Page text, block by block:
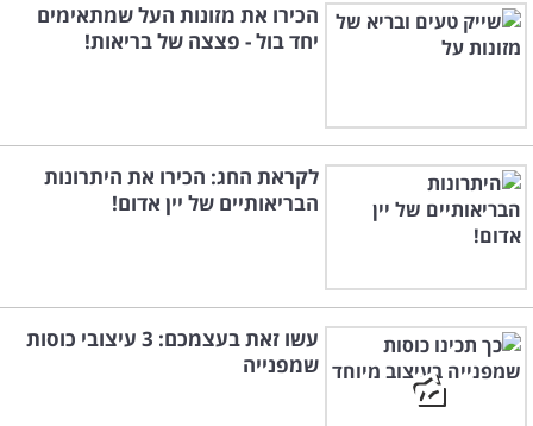
הכירו את מזונות העל שמתאימים
יחד בול - פצצה של בריאות!
לקראת החג: הכירו את היתרונות
הבריאותיים של יין אדום!
עשו זאת בעצמכם: 3 עיצובי כוסות
שמפנייה